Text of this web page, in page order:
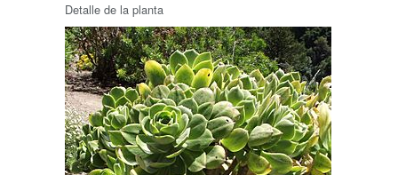
Detalle de la planta